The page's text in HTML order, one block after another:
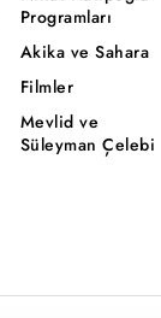
Programları
Akika ve Sahara
Filmler
Mevlid ve
Süleyman Çelebi